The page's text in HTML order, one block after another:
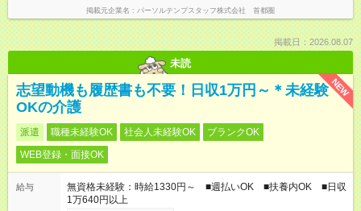
掲載元企業名 パーソルテンプスタッフ株式会社 首都圏
掲載日：2026.08.07
未読
NEW
志望動機も履歴書も不要！日収1万円～＊未経験
OKの介護
派遣 職種未経験OK 社会人未経験OK
ブランクOK
WEB登録・面接OK
給与
無資格未経験：時給1330円～ ■週払いOK ■扶養内OK ■日収
1万640円以上